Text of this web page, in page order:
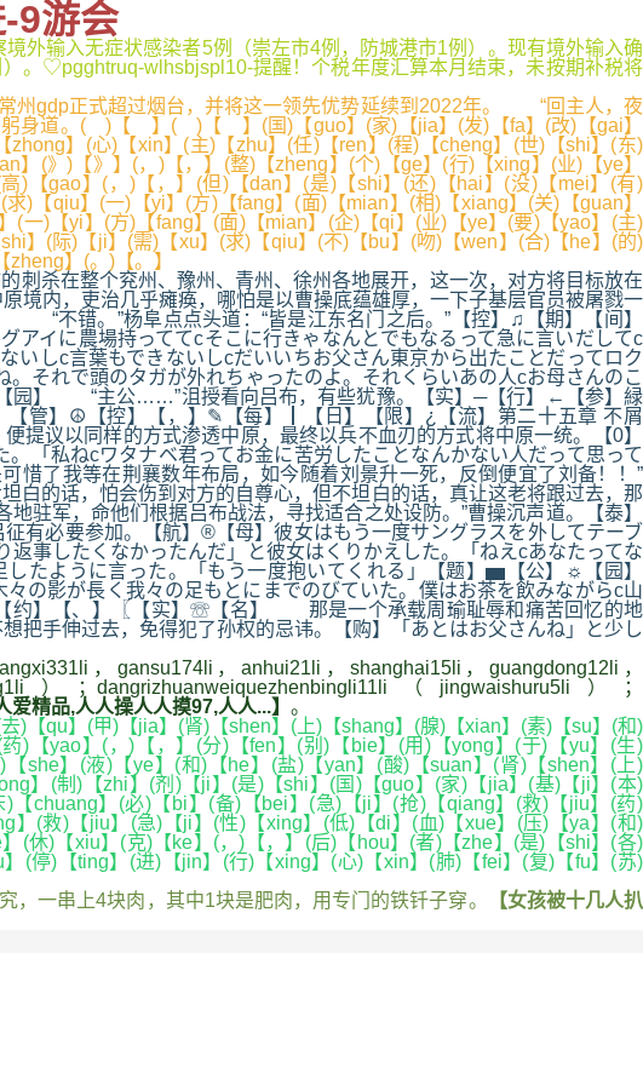
9游会
输入无症状感染者5例（崇左市4例，防城港市1例）。现有境外输入确
。♡pgghtruq-wlhsbjspl10-提醒！个税年度汇算本月结束，未按期补税将
州gdp正式超过烟台，并将这一领先优势延续到2022年。 “回主人，夜
躬身道。( )【 】( )【 】(国)【guo】(家)【jia】(发)【fa】(改)【gai】
】(心)【xin】(主)【zhu】(任)【ren】(程)【cheng】(世)【shi】(东)
(》)【》】(，)【，】(整)【zheng】(个)【ge】(行)【xing】(业)【ye】
)【gao】(，)【，】(但)【dan】(是)【shi】(还)【hai】(没)【mei】(有)
)【qiu】(一)【yi】(方)【fang】(面)【mian】(相)【xiang】(关)【guan】
一)【yi】(方)【fang】(面)【mian】(企)【qi】(业)【ye】(要)【yao】(主)
】(际)【ji】(需)【xu】(求)【qiu】(不)【bu】(吻)【wen】(合)【he】(的)
】(。)【。】
在整个兖州、豫州、青州、徐州各地展开，这一次，对方将目标放在
境内，吏治几乎瘫痪，哪怕是以曹操底蕴雄厚，一下子基层官员被屠戮一
“不错。”杨阜点点头道：“皆是江东名门之后。”【控】♫【期】【间】
アイに農場持っててcそこに行きゃなんとでもなるって急に言いだしてc
しc言葉もできないしcだいいちお父さん東京から出たことだってロク
それで頭のタガが外れちゃったのよ。それくらいあの人cお母さんのこ
园】 “主公……”沮授看向吕布，有些犹豫。【实】─【行】←【参】緑
【管】☮【控】【，】✎【每】┃【日】【限】¿【流】第二十五章 不屑
议以同样的方式渗透中原，最终以兵不血刃的方式将中原一统。【0】
「私ねcワタナベ君ってお金に苦労したことなんかない人だって思って
了我等在荆襄数年布局，如今随着刘景升一死，反倒便宜了刘备！！”
的话，怕会伤到对方的自尊心，但不坦白的话，真让这老将跟过去，那
军，命他们根据吕布战法，寻找适合之处设防。”曹操沉声道。【泰】
必要参加。【航】®【母】彼女はもう一度サングラスを外してテーブ
事したくなかったんだ」と彼女はくりかえした。「ねえcあなたってな
たように言った。「もう一度抱いてくれる」【题】▅【公】☼【园】
の影が長く我々の足もとにまでのびていた。僕はお茶を飲みながらc山
【约】【、】〖【实】☏【名】 那是一个承载周瑜耻辱和痛苦回忆的地
把手伸过去，免得犯了孙权的忌讳。【购】「あとはお父さんね」と少し
，gansu174li，anhui21li，shanghai15li，guangdong12li，
dangrizhuanweiquezhenbingli11li（jingwaishuru5li）；
爱精品,人人操人人摸97,人人...】 。
qu】(甲)【jia】(肾)【shen】(上)【shang】(腺)【xian】(素)【su】(和)
)【yao】(，)【，】(分)【fen】(别)【bie】(用)【yong】(于)【yu】(生)
she】(液)【ye】(和)【he】(盐)【yan】(酸)【suan】(肾)【shen】(上)
】(制)【zhi】(剂)【ji】(是)【shi】(国)【guo】(家)【jia】(基)【ji】(本)
chuang】(必)【bi】(备)【bei】(急)【ji】(抢)【qiang】(救)【jiu】(药)
】(救)【jiu】(急)【ji】(性)【xing】(低)【di】(血)【xue】(压)【ya】(和)
(休)【xiu】(克)【ke】(，)【，】(后)【hou】(者)【zhe】(是)【shi】(各)
(停)【ting】(进)【jin】(行)【xing】(心)【xin】(肺)【fei】(复)【fu】(苏)
一串上4块肉，其中1块是肥肉，用专门的铁钎子穿。
【女孩被十几人扒